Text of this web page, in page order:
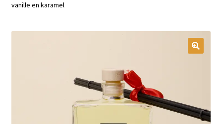
Winkel
Mijn account
vanille en karamel